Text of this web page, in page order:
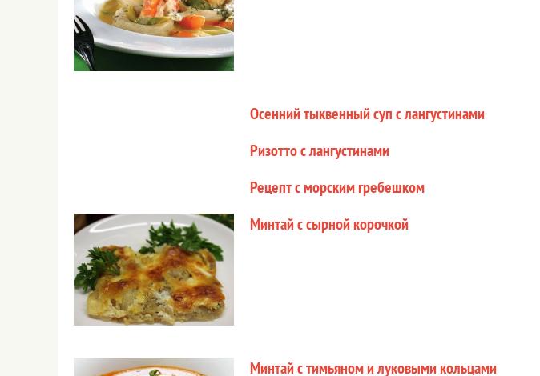
Осенний тыквенный суп с лангустинами
Ризотто с лангустинами
Рецепт с морским гребешком
Минтай с сырной корочкой
Минтай с тимьяном и луковыми кольцами